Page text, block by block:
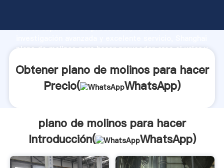
fuerte capacidad de producción, fuerza de
plano de molinos para hacer proveedor crea el valor y
Obtener plano de molinos para hacer
Precio(
WhatsApp)
plano de molinos para hacer
Introducción(
WhatsApp)